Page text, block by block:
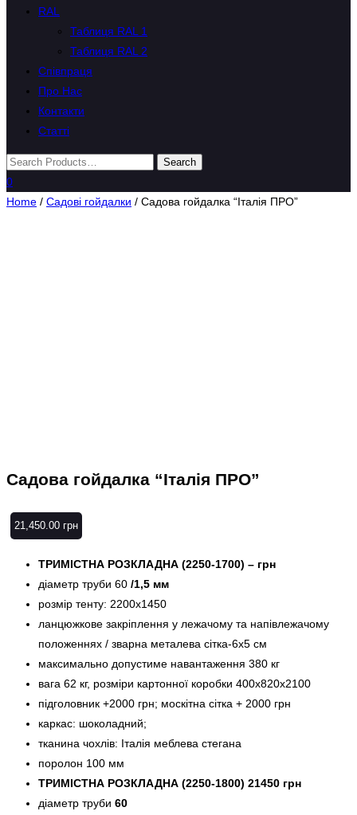
RAL
Таблиця RAL 1
Таблиця RAL 2
Співпраця
Про Нас
Контакти
Статті
0
Home / Садові гойдалки / Садова гойдалка “Італія ПРО”
Садова гойдалка “Італія ПРО”
21,450.00 грн
ТРИМІСТНА РОЗКЛАДНА (2250-1700) – грн
діаметр труби 60 /1,5 мм
розмір тенту: 2200х1450
ланцюжкове закріплення у лежачому та напівлежачому
положеннях / зварна металева сітка-6х5 см
максимально допустиме навантаження 380 кг
вага 62 кг, розміри картонної коробки 400х820х2100
підголовник +2000 грн; москітна сітка + 2000 грн
каркас: шоколадний;
тканина чохлів: Італія меблева стегана
поролон 100 мм
ТРИМІСТНА РОЗКЛАДНА (2250-1800) 21450 грн
діаметр труби 60